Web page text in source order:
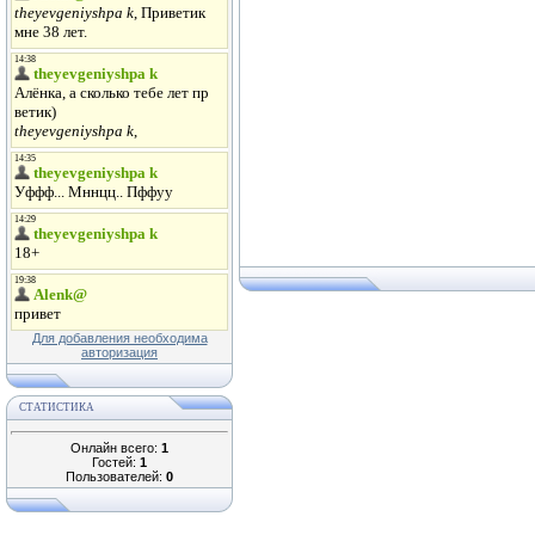
Для добавления необходима
авторизация
СТАТИСТИКА
Онлайн всего: 1
Гостей: 1
Пользователей: 0